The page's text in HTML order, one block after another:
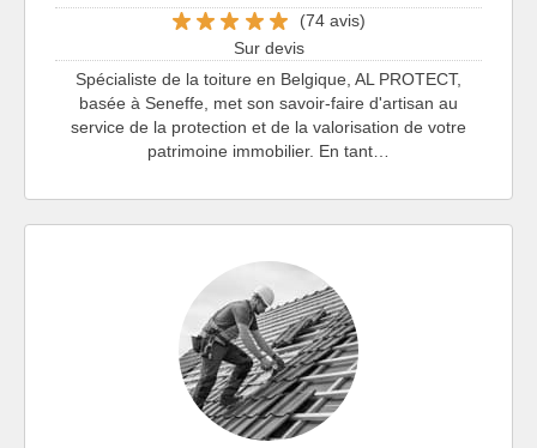
(74 avis)
Sur devis
Spécialiste de la toiture en Belgique, AL PROTECT,
basée à Seneffe, met son savoir-faire d'artisan au
service de la protection et de la valorisation de votre
patrimoine immobilier. En tant…